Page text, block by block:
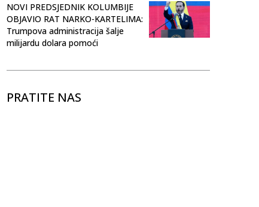
NOVI PREDSJEDNIK KOLUMBIJE
OBJAVIO RAT NARKO-KARTELIMA:
Trumpova administracija šalje
milijardu dolara pomoći
PRATITE NAS